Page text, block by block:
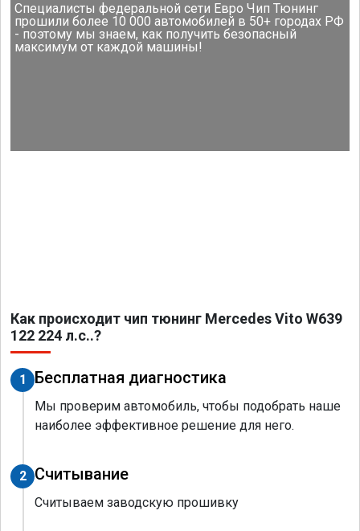
Специалисты федеральной сети Евро Чип Тюнинг
прошили более 10 000 автомобилей в 50+ городах РФ
- поэтому мы знаем, как получить безопасный
максимум от каждой машины!
Как происходит чип тюнинг Mercedes Vito W639
122 224 л.с..?
1 Бесплатная диагностика
Мы проверим автомобиль, чтобы подобрать наше
наиболее эффективное решение для него.
2 Считывание
Считываем заводскую прошивку